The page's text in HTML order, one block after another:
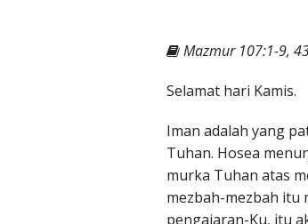
Mazmur 107:1-9,
Selamat hari Kamis.
Iman adalah yang
Tuhan. Hosea
murka Tuhan atas
mezbah-mezbah itu
pengajaran-Ku, itu